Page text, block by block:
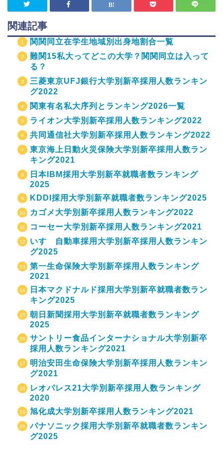
関連記事
関関同立在学生地域別出身地割合一覧
難関15私大ってどこの大学？関関同立は入って
る？
三菱東京UFJ銀行大学別新卒採用人数ランキン
グ2022
関東有名私大序列とランキング2026一覧
ライオン大学別新卒採用人数ランキング2022
共同通信社大学別新卒採用人数ランキング2022
東京海上日動火災保険大学別新卒採用人数ラン
キング2021
日本IBM採用大学別新卒就職者数ランキング
2025
KDDI採用大学別新卒就職者数ランキング2025
カゴメ大学別新卒採用人数ランキング2022
コーセー大学別新卒採用人数ランキング2021
いすゞ自動車採用大学別新卒採用人数ランキン
グ2025
第一生命保険大学別新卒採用人数ランキング
2021
日本マクドナルド採用大学別新卒就職者数ラン
キング2025
朝日新聞採用大学別新卒就職者数ランキング
2025
サントリー食品インターナショナル大学別新卒
採用人数ランキング2021
明治安田生命保険大学別新卒採用人数ランキン
グ2021
レオパレス21大学別新卒採用人数ランキング
2020
旭化成大学別新卒採用人数ランキング2021
パナソニック採用大学別新卒就職者数ランキン
グ2025